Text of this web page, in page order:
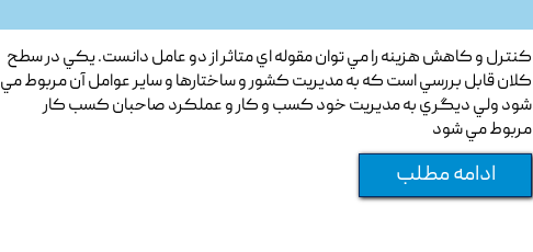
کنترل و کاهش هزينه را مي توان مقوله اي متاثر از دو عامل دانست. يکي در سطح
کلان قابل بررسي است که به مديريت کشور و ساختارها و ساير عوامل آن مربوط مي
شود ولي ديگري به مديريت خود کسب و کار و عملکرد صاحبان کسب کار
مربوط مي شود
ادامه مطلب